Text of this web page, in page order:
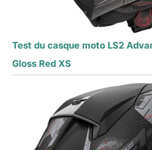
Test du casque moto LS2
Gloss Red XS